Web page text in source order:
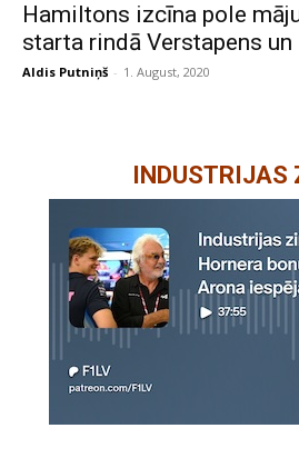
Hamiltons izcīna pole
starta rindā Verstapens un
Aldis Putniņš - 1. August, 2020